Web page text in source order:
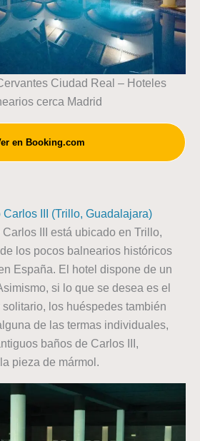
Ciudad Real – Hoteles
cerca Madrid
en Booking.com
III (Trillo, Guadalajara)
III está ubicado en Trillo,
los pocos balnearios históricos
España. El hotel dispone de un
si lo que se desea es el
los huéspedes también
de las termas individuales,
baños de Carlos III,
pieza de mármol.